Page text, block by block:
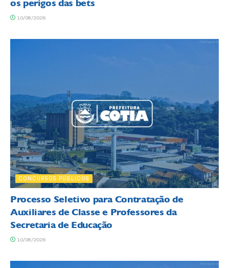
os perigos das bets
10/08/2026
CONCURSOS PÚBLICOS
Processo Seletivo para Contratação de
Auxiliares de Classe e Professores da
Secretaria de Educação
10/08/2026